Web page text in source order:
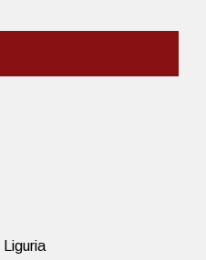
Liguria